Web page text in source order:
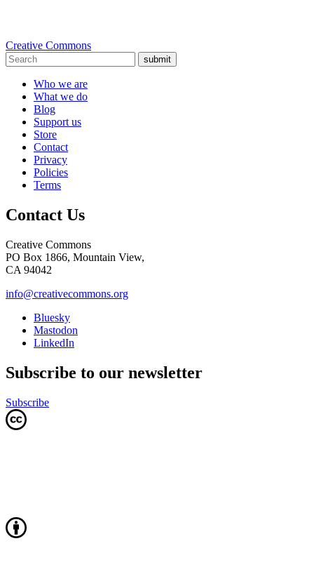
Creative Commons
submit
Who we are
What we do
Blog
Support us
Store
Contact
Privacy
Policies
Terms
Contact Us
Creative Commons
PO Box 1866, Mountain View,
CA 94042
info@creativecommons.org
Bluesky
Mastodon
LinkedIn
Subscribe to our newsletter
Subscribe